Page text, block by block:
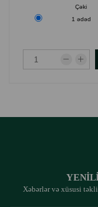
Çəki
1 ədəd
Xəbərlər və xüsusi